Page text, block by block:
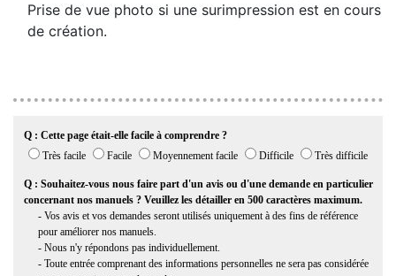
Prise de vue photo si une surimpression est en cours
de création.